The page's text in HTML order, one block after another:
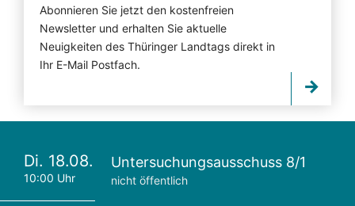
Abonnieren Sie jetzt den kostenfreien
Newsletter und erhalten Sie aktuelle
Neuigkeiten des Thüringer Landtags direkt in
Ihr E-Mail Postfach.
Di. 18.08.
10:00 Uhr
Untersuchungsausschuss 8/1
nicht öffentlich